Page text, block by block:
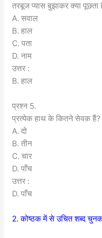
तरबूज प्यास बुझाकर क्या पूछता
A. सवाल
B. हाल
C. पता
D. नाम
उत्तर :
B. हाल
प्रश्न 5.
प्रत्येक हाथ के कितने सेवक हैं?
A. दो
B. तीन
C. चार
D. पाँच
उत्तर :
D. पाँच
2. कोष्ठक में से उचित शब्द